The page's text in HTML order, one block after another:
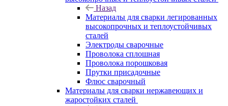
Назад
Материалы для сварки легированных
высокопрочных и теплоустойчивых
сталей
Электроды сварочные
Проволока сплошная
Проволока порошковая
Прутки присадочные
Флюс сварочный
Материалы для сварки нержавеющих и
жаростойких сталей